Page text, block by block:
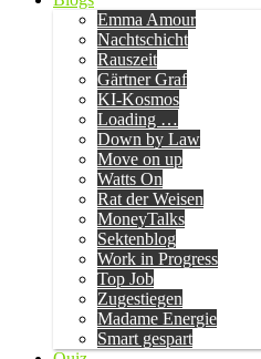
Emma Amour
Nachtschicht
Rauszeit
Gärtner Graf
KI-Kosmos
Loading …
Down by Law
Move on up
Watts On
Rat der Weisen
MoneyTalks
Sektenblog
Work in Progress
Top Job
Zugestiegen
Madame Energie
Smart gespart